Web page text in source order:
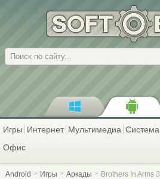
Поиск
Игры Интернет Мультимедиа Система
Офис
Android Игры Аркады Brothers In Arms 3